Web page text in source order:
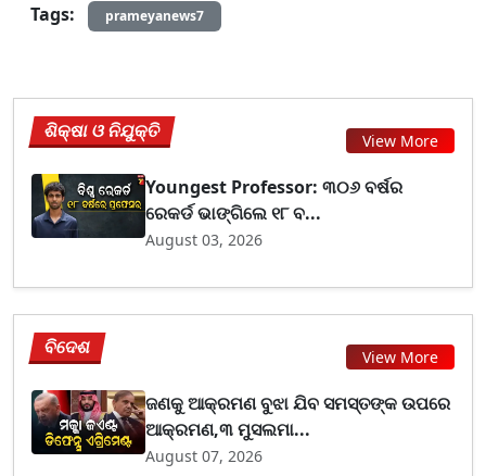
Tags: prameyanews7
ଶିକ୍ଷା ଓ ନିଯୁକ୍ତି View More
Youngest Professor: ୩୦୬ ବର୍ଷର
ରେକର୍ଡ ଭାଙ୍ଗିଲେ ୧୮ ବ...
August 03, 2026
ବିଦେଶ View More
ଜଣକୁ ଆକ୍ରମଣ ବୁଝା ଯିବ ସମସ୍ତଙ୍କ ଉପରେ
ଆକ୍ରମଣ,୩ ମୁସଲମା...
August 07, 2026